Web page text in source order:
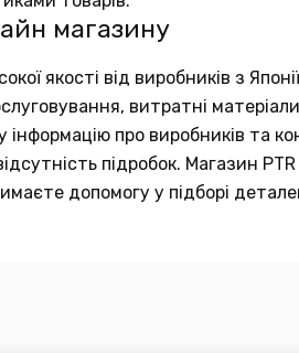
магазину
якості від виробників з
витратні
інформацію про виробників
підробок. Магазин
допомогу у підборі